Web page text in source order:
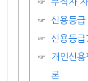
무직자
신용등
신용등
개인신
론